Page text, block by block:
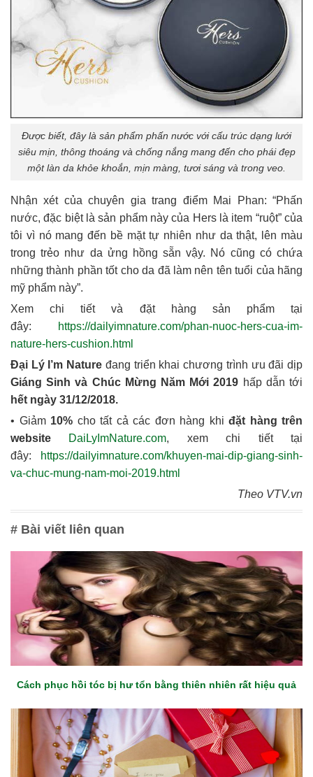
Được biết, đây là sản phẩm phấn nước với cấu trúc dạng lưới
siêu mịn, thông thoáng và chống nắng mang đến cho phái đẹp
một làn da khỏe khoắn, mịn màng, tươi sáng và trong veo.
Nhận xét của chuyên gia trang điểm Mai Phan: “Phấn
nước, đặc biệt là sản phẩm này của Hers là item “ruột” của
tôi vì nó mang đến bề mặt tự nhiên như da thật, lên màu
trong trẻo như da ửng hồng sẵn vậy. Nó cũng có chứa
những thành phần tốt cho da đã làm nên tên tuổi của hãng
mỹ phẩm này”.
Xem chi tiết và đặt hàng sản phẩm tại
đây:
https://dailyimnature.com/phan-nuoc-hers-cua-im-
nature-hers-cushion.html
Đại Lý I’m Nature đang triển khai chương trình ưu đãi dịp
Giáng Sinh và Chúc Mừng Năm Mới 2019 hấp dẫn tới
hết ngày 31/12/2018.
• Giảm 10% cho tất cả các đơn hàng khi đặt hàng trên
website
DaiLyImNature.com, xem chi tiết tại
đây:
https://dailyimnature.com/khuyen-mai-dip-giang-sinh-
va-chuc-mung-nam-moi-2019.html
Theo VTV.vn
# Bài viết liên quan
Cách phục hồi tóc bị hư tổn bằng thiên nhiên rất hiệu quả